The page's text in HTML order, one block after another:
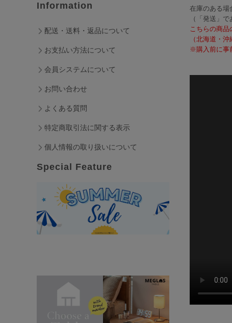
在庫のある場
（「発送」
こちらの商品
（北海道・
※購入前に事
Information
配送・送料・返品について
お支払い方法について
会員システムについて
お問い合わせ
よくある質問
特定商取引法に関する表示
個人情報の取り扱いについて
Special Feature